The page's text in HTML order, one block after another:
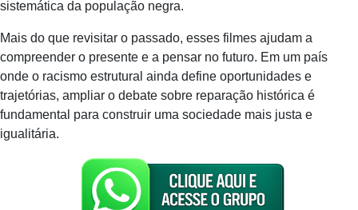
sistemática da população negra.
Mais do que revisitar o passado, esses filmes ajudam a
compreender o presente e a pensar no futuro. Em um país
onde o racismo estrutural ainda define oportunidades e
trajetórias, ampliar o debate sobre reparação histórica é
fundamental para construir uma sociedade mais justa e
igualitária.